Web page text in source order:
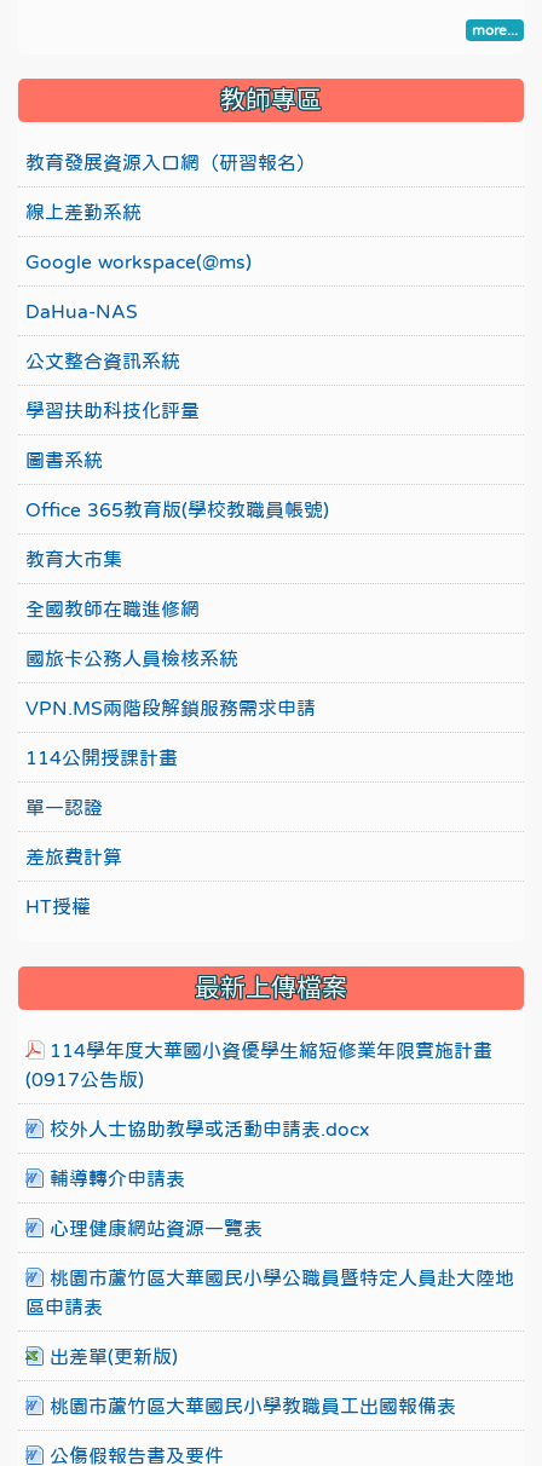
more...
教師專區
教育發展資源入口網（研習報名）
線上差勤系統
Google workspace(@ms)
DaHua-NAS
公文整合資訊系統
學習扶助科技化評量
圖書系統
Office 365教育版(學校教職員帳號)
教育大市集
全國教師在職進修網
國旅卡公務人員檢核系統
VPN.MS兩階段解鎖服務需求申請
114公開授課計畫
單一認證
差旅費計算
HT授權
最新上傳檔案
114學年度大華國小資優學生縮短修業年限實施計畫
(0917公告版)
校外人士協助教學或活動申請表.docx
輔導轉介申請表
心理健康網站資源一覽表
桃園市蘆竹區大華國民小學公職員暨特定人員赴大陸地
區申請表
出差單(更新版)
桃園市蘆竹區大華國民小學教職員工出國報備表
公傷假報告書及要件